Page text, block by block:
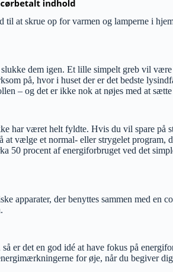
at skrue op for varmen og lamperne i
dem igen. Et lille simpelt greb vil
på, hvor i huset der er det bedste
– og det er ikke nok at nøjes med at sætte
har været helt fyldte. Hvis du vil spare
vælge et normal- eller strygelet program,
50 procent af energiforbruget ved det
apparater, der benyttes sammen med en
er det en god idé at have fokus på
for øje, når du begiver